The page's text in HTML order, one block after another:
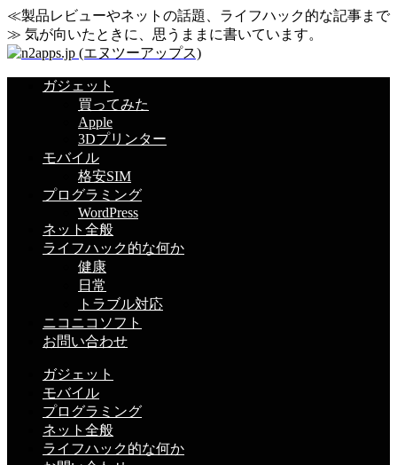
≪製品レビューやネットの話題、ライフハック的な記事まで
≫ 気が向いたときに、思うままに書いています。
ガジェット
買ってみた
Apple
3Dプリンター
モバイル
格安SIM
プログラミング
WordPress
ネット全般
ライフハック的な何か
健康
日常
トラブル対応
ニコニコソフト
お問い合わせ
ガジェット
モバイル
プログラミング
ネット全般
ライフハック的な何か